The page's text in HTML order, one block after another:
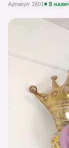
Артикул: 2601● В